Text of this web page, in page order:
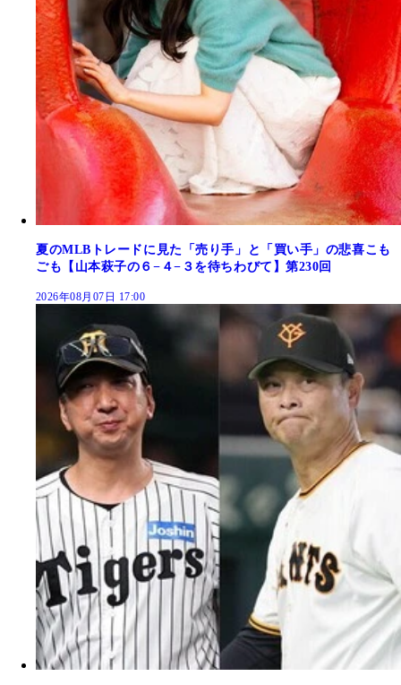
夏のMLBトレードに見た「売り手」と「買い手」の悲喜こも
ごも【山本萩子の６−４−３を待ちわびて】第230回
2026年08月07日 17:00